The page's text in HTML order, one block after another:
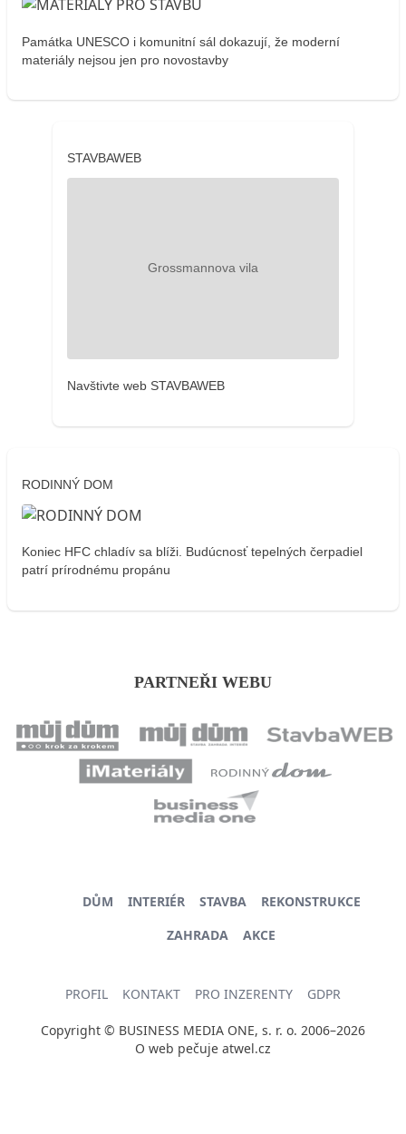
Památka UNESCO i komunitní sál dokazují, že moderní
materiály nejsou jen pro novostavby
STAVBAWEB
Navštivte web STAVBAWEB
RODINNÝ DOM
Koniec HFC chladív sa blíži. Budúcnosť tepelných čerpadiel
patrí prírodnému propánu
PARTNEŘI WEBU
DŮM INTERIÉR STAVBA
REKONSTRUKCE
ZAHRADA
AKCE
PROFIL KONTAKT PRO INZERENTY GDPR
Copyright © BUSINESS MEDIA ONE, s. r. o. 2006–2026